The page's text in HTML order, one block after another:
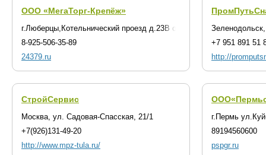
ООО «МегаТорг-Крепёж»
г.Люберцы,Котельнический проезд д.23В офис 3
8-925-506-35-89
24379.ru
+7 951 891 51
http://
СтройСервис
Москва, ул. Садовая-Спасская, 21/1
+7(926)131-49-20
http://www.mpz-tula.ru/
г.Пермь
89194560600
pspgr.ru